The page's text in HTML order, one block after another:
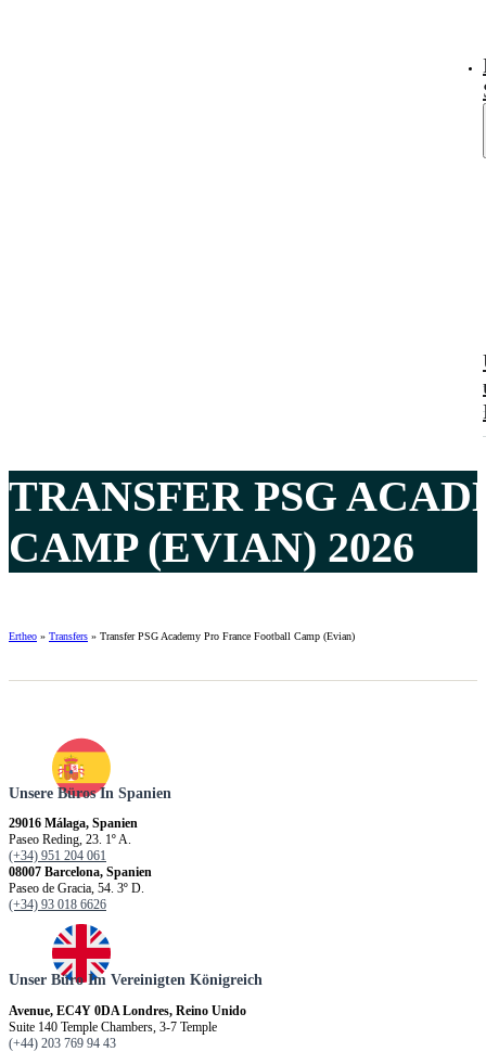
TRANSFER PSG
CAMP (EVIAN) 2026
Ertheo » Transfers » Transfer PSG Academy Pro France Football Camp (Evian)
Unsere Büros In Spanien
29016 Málaga, Spanien
Paseo Reding, 23. 1º A.
(+34) 951 204 061
08007 Barcelona, Spanien
Paseo de Gracia, 54. 3º D.
(+34) 93 018 6626
Unser Büro Im Vereinigten Königreich
Avenue, EC4Y 0DA Londres, Reino Unido
Suite 140 Temple Chambers, 3-7 Temple
(+44) 203 769 94 43